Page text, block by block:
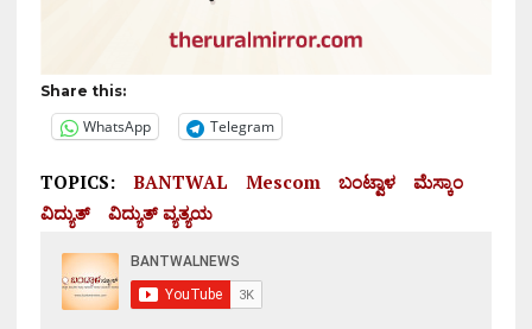
Share this:
WhatsApp Telegram
TOPICS: BANTWAL Mescom ಬಂಟ್ವಾಳ
ಮೆಸ್ಕಾಂ
ವಿದ್ಯುತ್
ವಿದ್ಯುತ್ ವ್ಯತ್ಯಯ